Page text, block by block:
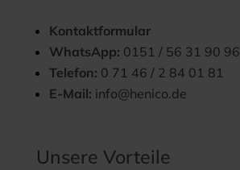
Kontaktformular
WhatsApp: 0151 / 56 31 90 96
Telefon: 0 71 46 / 2 84 01 81
E-Mail: info@henico.de
Unsere Vorteile